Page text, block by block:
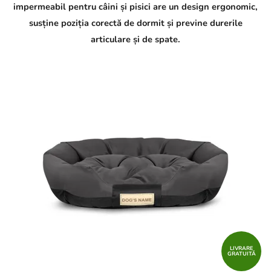
impermeabil pentru câini și pisici are un design ergonomic,
susține poziția corectă de dormit și previne durerile
articulare și de spate.
LIVRARE
GRATUITĂ